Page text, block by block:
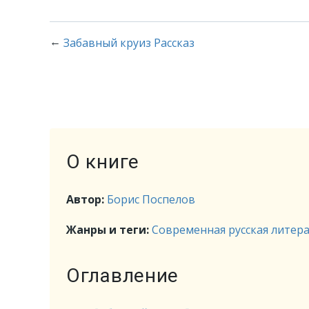
← Забавный круиз Рассказ
О книге
Автор: Борис Поспелов
Жанры и теги:Современная русская
Оглавление